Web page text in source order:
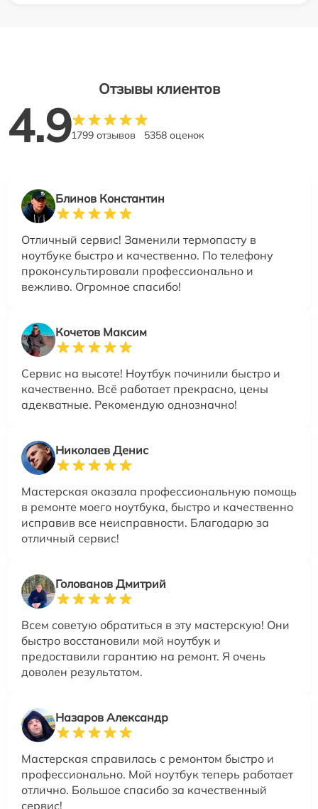
Отзывы клиентов
4.91799 отзывов 5358 оценок
Блинов Константин
Отличный сервис! Заменили термопасту в
ноутбуке быстро и качественно. По телефону
проконсультировали профессионально и
вежливо. Огромное спасибо!
Кочетов Максим
Сервис на высоте! Ноутбук починили быстро и
качественно. Всё работает прекрасно, цены
адекватные. Рекомендую однозначно!
Николаев Денис
Мастерская оказала профессиональную помощь
в ремонте моего ноутбука, быстро и качественно
исправив все неисправности. Благодарю за
отличный сервис!
Голованов Дмитрий
Всем советую обратиться в эту мастерскую! Они
быстро восстановили мой ноутбук и
предоставили гарантию на ремонт. Я очень
доволен результатом.
Назаров Александр
Мастерская справилась с ремонтом быстро и
профессионально. Мой ноутбук теперь работает
отлично. Большое спасибо за качественный
сервис!